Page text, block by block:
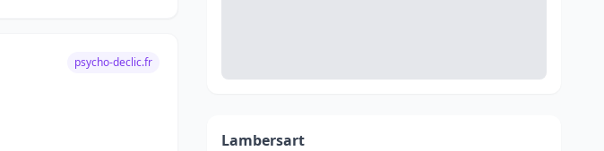
psycho-declic.fr
Lambersart